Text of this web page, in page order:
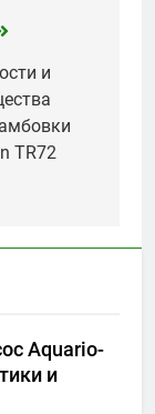
и
TR72
Aquario-
и